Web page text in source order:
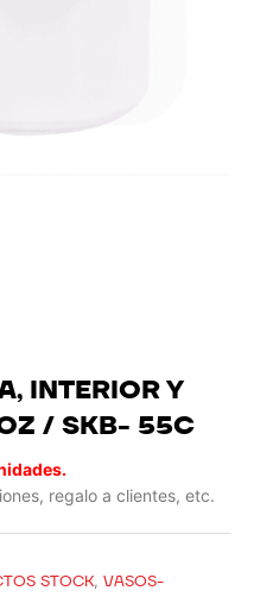
INTERIOR Y
/ SKB- 55C
regalo a clientes, etc.
STOCK, VASOS-